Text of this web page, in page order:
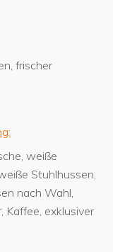
frischer
weiße
Stuhlhussen,
nach Wahl,
Kaffee, exklusiver